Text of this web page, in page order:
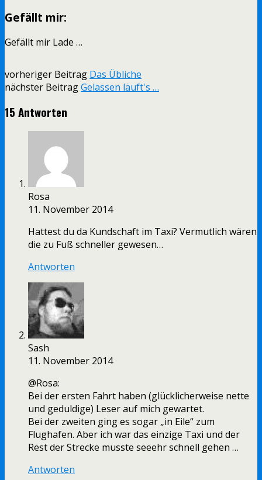
Gefällt mir:
Gefällt mir Lade …
vorheriger Beitrag Das Übliche
nächster BeitragGelassen läuft's …
15 Antworten
Rosa
11. November 2014
Hattest du da Kundschaft im Taxi? Vermutlich wären
die zu Fuß schneller gewesen…
Antworten
Sash
11. November 2014
@Rosa:
Bei der ersten Fahrt haben (glücklicherweise nette
und geduldige) Leser auf mich gewartet.
Bei der zweiten ging es sogar „in Eile“ zum
Flughafen. Aber ich war das einzige Taxi und der
Rest der Strecke musste seeehr schnell gehen …
Antworten